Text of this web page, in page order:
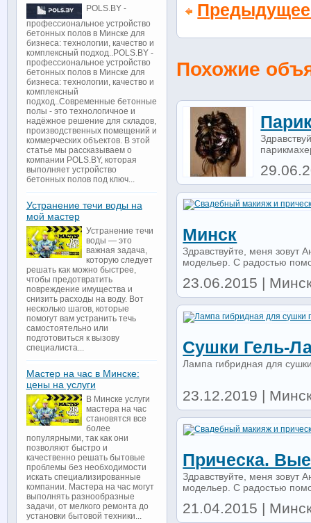
Похожие
Минск
Здравствуйте, меня зовут
модельер. С радостью
23.06.2015 |
Сушки Гель-
Лампа гибридная для
23.12.2019 |
Прическа.
Здравствуйте, меня зовут
модельер. С радостью
21.04.2015 |
POLS.BY -
профессиональное устройство
бетонных полов в Минске для
бизнеса: технологии, качество и
комплексный подход..POLS.BY -
профессиональное устройство
бетонных полов в Минске для
бизнеса: технологии, качество и
комплексный
подход..Современные бетонные
полы - это технологичное и
надёжное решение для складов,
производственных помещений и
коммерческих объектов. В этой
статье мы рассказываем о
компании POLS.BY, которая
выполняет устройство
бетонных полов под ключ...
Устранение течи воды на
мой мастер
Устранение течи
воды — это
важная задача,
которую следует
решать как можно быстрее,
чтобы предотвратить
повреждение имущества и
снизить расходы на воду. Вот
несколько шагов, которые
помогут вам устранить течь
самостоятельно или
подготовиться к вызову
специалиста...
Мастер на час в Минске:
цены на услуги
В Минске услуги
мастера на час
становятся все
более
популярными, так как они
позволяют быстро и
качественно решать бытовые
проблемы без необходимости
искать специализированные
компании. Мастера на час могут
выполнять разнообразные
задачи, от мелкого ремонта до
установки бытовой техники...